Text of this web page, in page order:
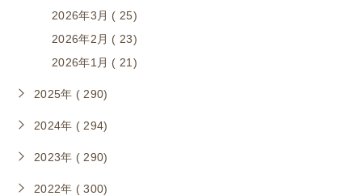
2026年3月 ( 25)
2026年2月 ( 23)
2026年1月 ( 21)
2025年 ( 290)
2024年 ( 294)
2023年 ( 290)
2022年 ( 300)